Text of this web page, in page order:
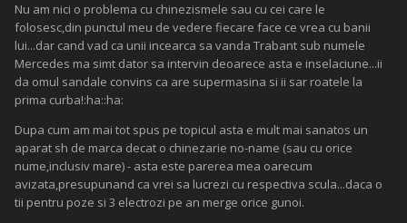
Nu am nici o problema cu chinezismele sau cu cei care le
folosesc,din punctul meu de vedere fiecare face ce vrea cu banii
lui...dar cand vad ca unii incearca sa vanda Trabant sub numele
Mercedes ma simt dator sa intervin deoarece asta e inselaciune...ii
da omul sandale convins ca are supermasina si ii sar roatele la
prima curba!:ha::ha:
Dupa cum am mai tot spus pe topicul asta e mult mai sanatos un
aparat sh de marca decat o chinezarie no-name (sau cu orice
nume,inclusiv mare) - asta este parerea mea oarecum
avizata,presupunand ca vrei sa lucrezi cu respectiva scula...daca o
tii pentru poze si 3 electrozi pe an merge orice gunoi.